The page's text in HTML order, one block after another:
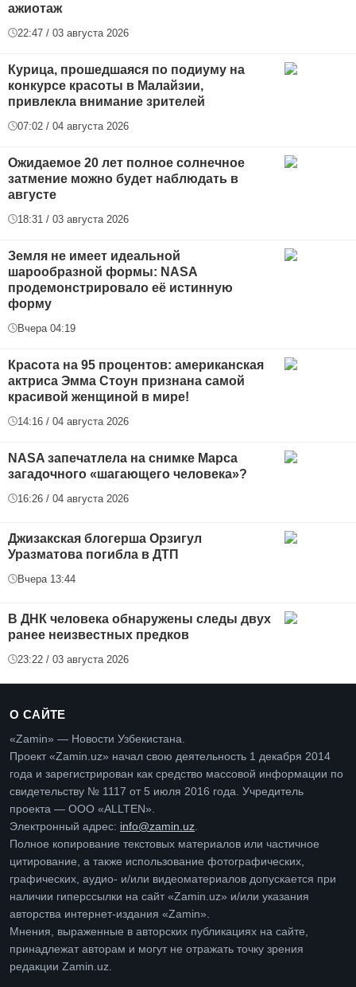
ажиотаж
22:47 / 03 августа 2026
Курица, прошедшаяся по подиуму на
конкурсе красоты в Малайзии,
привлекла внимание зрителей
07:02 / 04 августа 2026
Ожидаемое 20 лет полное солнечное
затмение можно будет наблюдать в
августе
18:31 / 03 августа 2026
Земля не имеет идеальной
шарообразной формы: NASA
продемонстрировало её истинную
форму
Вчера 04:19
Красота на 95 процентов: американская
актриса Эмма Стоун признана самой
красивой женщиной в мире!
14:16 / 04 августа 2026
NASA запечатлела на снимке Марса
загадочного «шагающего человека»?
16:26 / 04 августа 2026
Джизакская блогерша Орзигул
Уразматова погибла в ДТП
Вчера 13:44
В ДНК человека обнаружены следы двух
ранее неизвестных предков
23:22 / 03 августа 2026
О САЙТЕ
«Zamin» — Новости Узбекистана.
Проект «Zamin.uz» начал свою деятельность 1 декабря 2014
года и зарегистрирован как средство массовой информации по
свидетельству № 1117 от 5 июля 2016 года. Учредитель
проекта — ООО «ALLTEN».
Электронный адрес: info@zamin.uz
Полное копирование текстовых материалов или частичное
цитирование, а также использование фотографических,
графических, аудио- и/или видеоматериалов допускается при
наличии гиперссылки на сайт «Zamin.uz» и/или указания
авторства интернет-издания «Zamin».
Мнения, выраженные в авторских публикациях на сайте,
принадлежат авторам и могут не отражать точку зрения
редакции Zamin.uz.